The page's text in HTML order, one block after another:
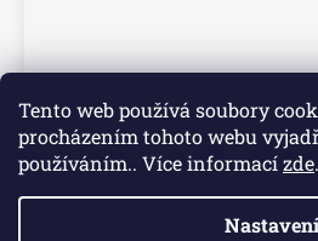
Tento web používá soubory
procházením tohoto webu
používáním.. Více informacízde.
Nastavení